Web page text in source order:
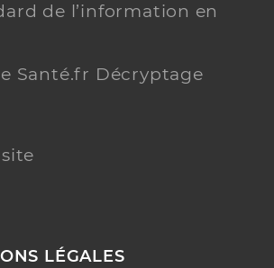
de l’information en
Santé.fr Décryptage
LÉGALES